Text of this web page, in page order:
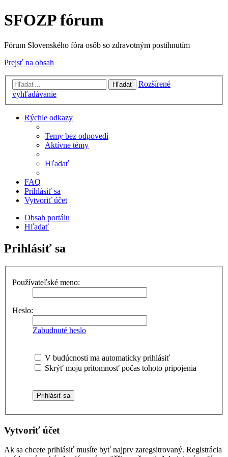
SFOZP fórum
Fórum Slovenského fóra osôb so zdravotným postihnutím
Prejsť na obsah
Hľadať
Rozšírené
vyhľadávanie
Rýchle odkazy
Temy bez odpovedí
Aktívne témy
Hľadať
FAQ
Prihlásiť sa
Vytvoriť účet
Obsah portálu
Hľadať
Prihlásiť sa
Používateľské meno:
Heslo:
Zabudnuté heslo
V budúcnosti ma automaticky prihlásiť
Skrýť moju prítomnosť počas tohoto pripojenia
Vytvoriť účet
Ak sa chcete prihlásiť musíte byť najprv zaregsitrovaný. Registrácia